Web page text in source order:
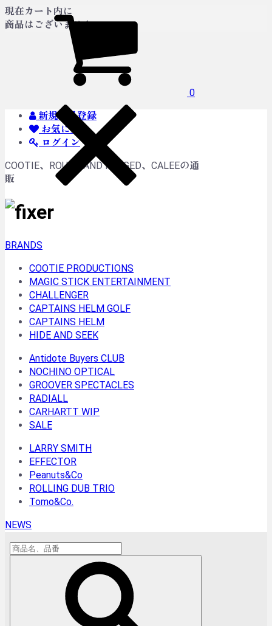
新規会員登録
お気に入り
ログイン
0
現在カート内に
商品はございません。
COOTIE、ROUGH AND RUGGED、CALEEの通
販
BRANDS
COOTIE PRODUCTIONS
MAGIC STICK ENTERTAINMENT
CHALLENGER
CAPTAINS HELM GOLF
CAPTAINS HELM
HIDE AND SEEK
Antidote Buyers CLUB
NOCHINO OPTICAL
GROOVER SPECTACLES
RADIALL
CARHARTT WIP
SALE
LARRY SMITH
EFFECTOR
Peanuts&Co
ROLLING DUB TRIO
Tomo&Co.
NEWS